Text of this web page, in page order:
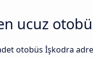
ucuz
otobüs İşkodra